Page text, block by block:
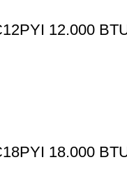
12.000
18.000